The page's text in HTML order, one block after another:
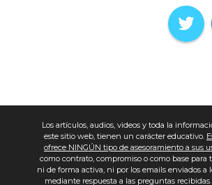
Los artículos, audios, videos y toda la
este sitio web, tienen un carácter educativo.
ofrece NINGÚN tipo de asesoramiento a sus
como contrato, compromiso o como base para
ni de forma activa, ni por los emails enviados a
mediante respuesta a las preguntas